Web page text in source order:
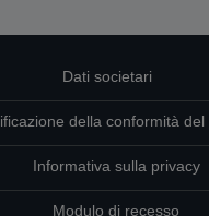
Dati societari
della conformità del
Informativa sulla privacy
Modulo di recesso